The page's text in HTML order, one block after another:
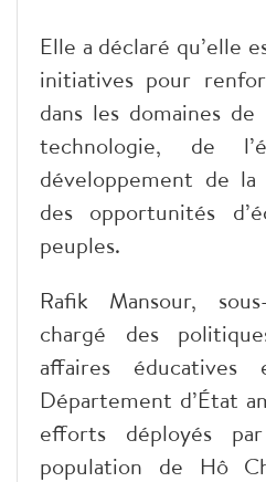
Elle a déclaré qu’elle
initiatives pour
dans les domaines
technologie, de
développement de
des opportunités
peuples.
Rafik Mansour,
chargé des
affaires
Département d’État
efforts déployés
population de Hô